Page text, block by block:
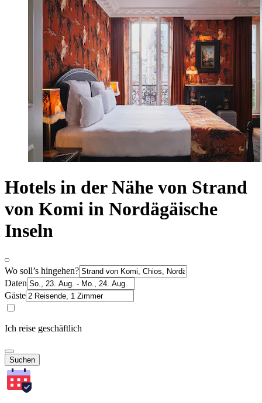
Hotels in der Nähe von Strand
von Komi in Nordägäische
Inseln
Wo soll’s hingehen?
Daten
Gäste
Ich reise geschäftlich
Suchen